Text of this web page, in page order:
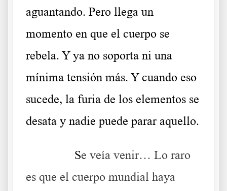
aguantando. Pero llega un
momento en que el cuerpo se
rebela. Y ya no soporta ni una
mínima tensión más. Y cuando eso
sucede, la furia de los elementos se
desata y nadie puede parar aquello.
Se veía venir… Lo raro
es que el cuerpo mundial haya